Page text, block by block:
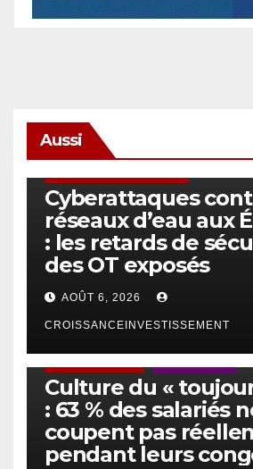
Aussi
Cyberattaques
réseaux d’eau aux
: les retards de
des OT exposés
AOÛT 6, 2026
CROISSANCEINVESTISSEMENT
Culture du «
: 63 % des salariés
coupent pas
pendant leurs